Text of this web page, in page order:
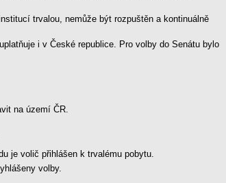
trvalou, nemůže být rozpuštěn a kontinuálně
i v České republice. Pro volby do Senátu bylo
na území ČR.
je volič přihlášen k trvalému pobytu.
volby.